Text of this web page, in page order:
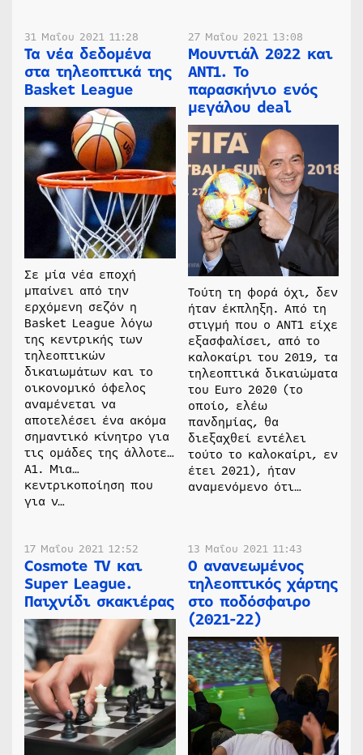
31 Μαΐου 2021 11:28
Τα νέα δεδομένα
στα τηλεοπτικά της
Basket League
Σε μία νέα εποχή
μπαίνει από την
ερχόμενη σεζόν η
Basket League λόγω
της κεντρικής των
τηλεοπτικών
δικαιωμάτων και το
οικονομικό όφελος
αναμένεται να
αποτελέσει ένα ακόμα
σημαντικό κίνητρο για
τις ομάδες της άλλοτε…
Α1. Μια…
κεντρικοποίηση που
για ν…
27 Μαΐου 2021 13:08
Μουντιάλ 2022 και
ΑΝΤ1. Το
παρασκήνιο ενός
μεγάλου deal
Τούτη τη φορά όχι, δεν
ήταν έκπληξη. Από τη
στιγμή που ο ΑΝΤ1 είχε
εξασφαλίσει, από το
καλοκαίρι του 2019, τα
τηλεοπτικά δικαιώματα
του Euro 2020 (το
οποίο, ελέω
πανδημίας, θα
διεξαχθεί εντέλει
τούτο το καλοκαίρι, εν
έτει 2021), ήταν
αναμενόμενο ότι…
17 Μαΐου 2021 12:52
Cosmote TV και
Super League.
Παιχνίδι σκακιέρας
13 Μαΐου 2021 11:43
Ο ανανεωμένος
τηλεοπτικός χάρτης
στο ποδόσφαιρο
(2021-22)